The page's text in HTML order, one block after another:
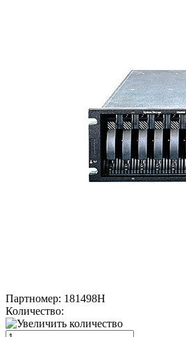
Партномер: 181498H
Количество: